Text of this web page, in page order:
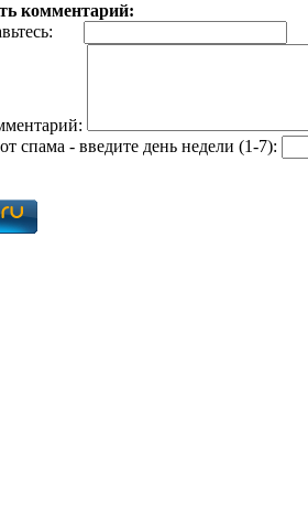
комментарий:
спама - введите день недели (1-7):